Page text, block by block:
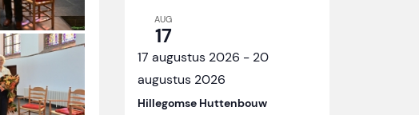
AUG
17
17 augustus 2026 - 20
augustus 2026
Hillegomse Huttenbouw